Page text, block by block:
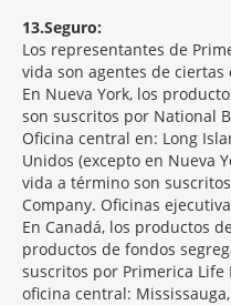
13 Seguro:
Los representantes de
vida son agentes de
En Nueva York, los
son suscritos por National
Oficina central en: Long
Unidos (excepto en Nueva
vida a término son
Company. Oficinas
En Canadá, los productos
productos de fondos
suscritos por Primerica Life
oficina central: